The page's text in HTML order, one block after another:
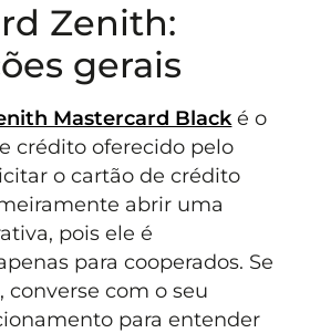
Zenith:
gerais
Mastercard Blacké o
crédito oferecido pelo
o cartão de crédito
abrir uma
pois ele é
para cooperados. Se
converse com o seu
para entender